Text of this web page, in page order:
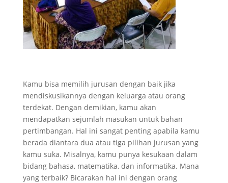
Kamu bisa memilih jurusan dengan baik jika
mendiskusikannya dengan keluarga atau orang
terdekat. Dengan demikian, kamu akan
mendapatkan sejumlah masukan untuk bahan
pertimbangan. Hal ini sangat penting apabila kamu
berada diantara dua atau tiga pilihan jurusan yang
kamu suka. Misalnya, kamu punya kesukaan dalam
bidang bahasa, matematika, dan informatika. Mana
yang terbaik? Bicarakan hal ini dengan orang